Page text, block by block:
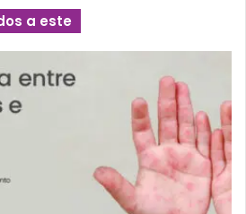
a este